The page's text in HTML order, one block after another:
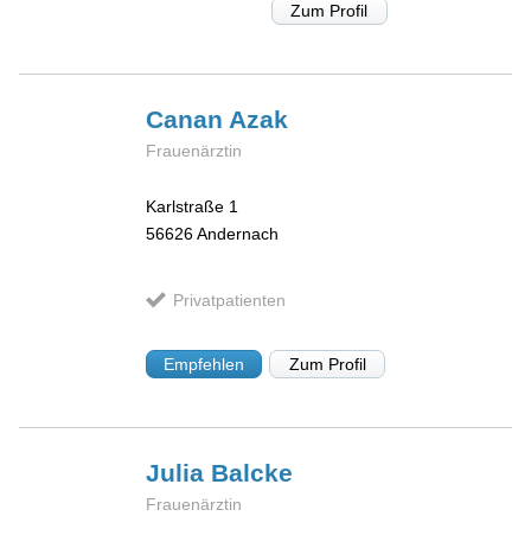
Zum Profil
Canan Azak
Frauenärztin
Karlstraße 1
56626Andernach
Privatpatienten
Empfehlen Zum Profil
Julia Balcke
Frauenärztin